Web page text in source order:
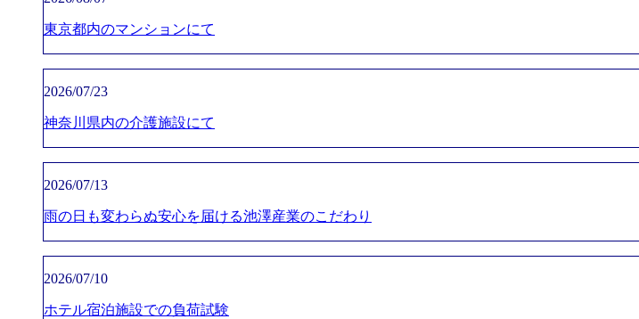
東京都内のマンションにて
2026/07/23
神奈川県内の介護施設にて
2026/07/13
雨の日も変わらぬ安心を届ける池澤産業のこだわり
2026/07/10
ホテル宿泊施設での負荷試験